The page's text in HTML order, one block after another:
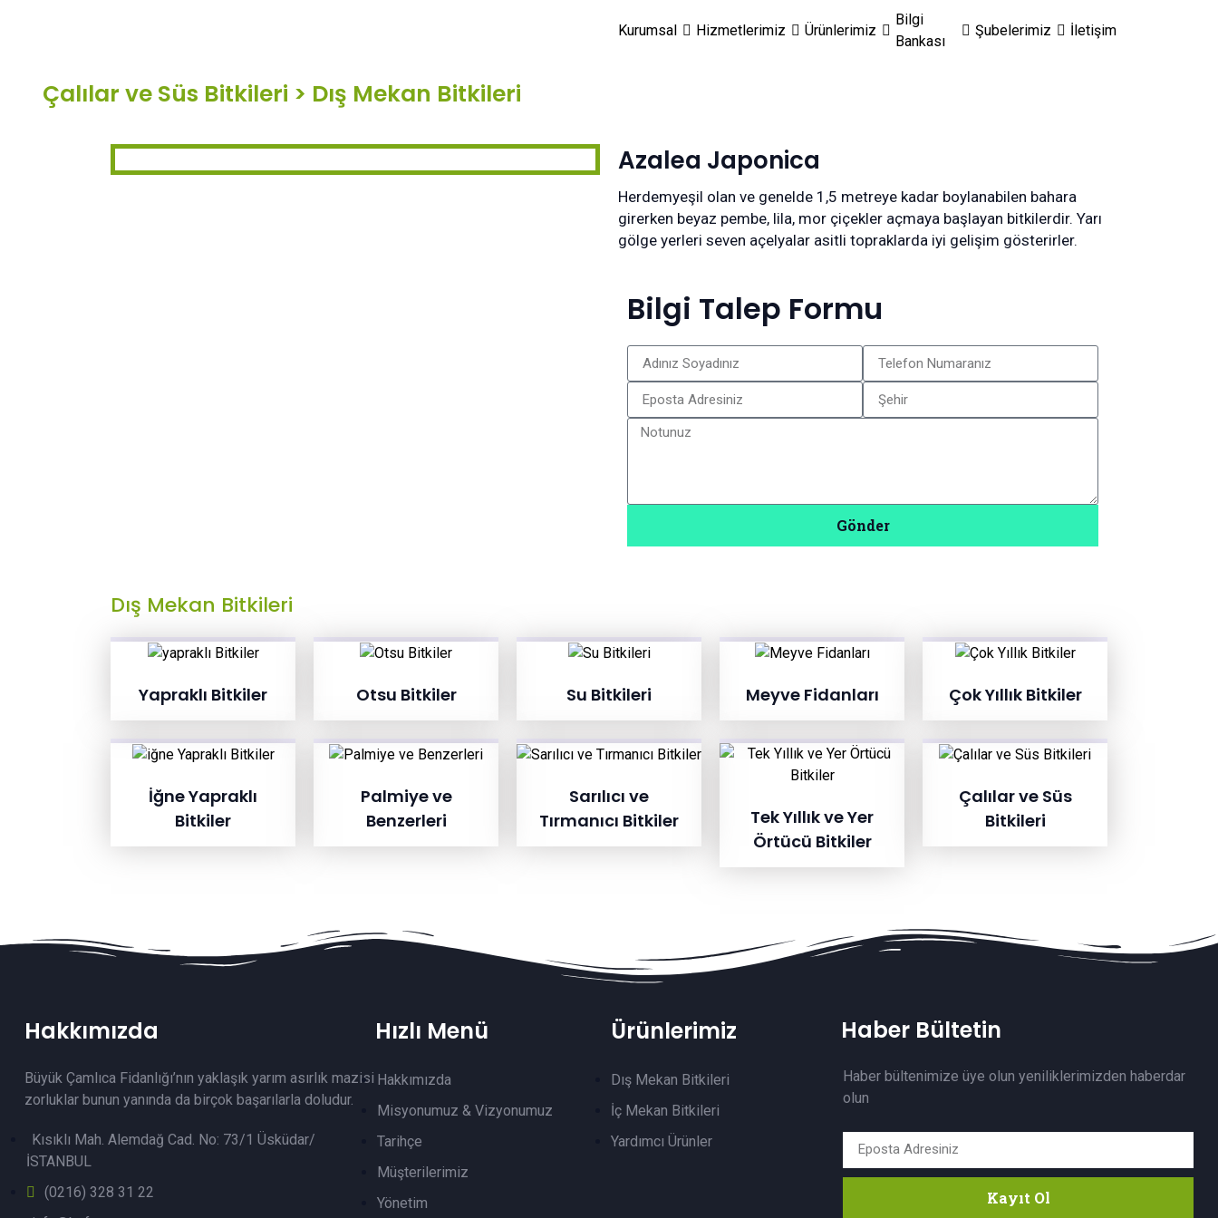
Kurumsal Hizmetlerimiz Ürünlerimiz
Bilgi
Bankası
Şubelerimiz İletişim
Çalılar ve Süs Bitkileri > Dış Mekan Bitkileri
Azalea Japonica
Herdemyeşil olan ve genelde 1,5 metreye kadar boylanabilen bahara
girerken beyaz pembe, lila, mor çiçekler açmaya başlayan bitkilerdir. Yarı
gölge yerleri seven açelyalar asitli topraklarda iyi gelişim gösterirler.
Bilgi Talep Formu
Gönder
Dış Mekan Bitkileri
Yapraklı Bitkiler Otsu Bitkiler Su Bitkileri Meyve Fidanları Çok Yıllık Bitkiler
İğne Yapraklı
Bitkiler
Palmiye ve
Benzerleri
Sarılıcı ve
Tırmanıcı Bitkiler
Tek Yıllık ve Yer
Örtücü Bitkiler
Çalılar ve Süs
Bitkileri
Hakkımızda
Büyük Çamlıca Fidanlığı’nın yaklaşık yarım asırlık mazisi
zorluklar bunun yanında da birçok başarılarla doludur.
Kısıklı Mah. Alemdağ Cad. No: 73/1 Üsküdar/
İSTANBUL
(0216) 328 31 22
Hızlı Menü
Hakkımızda
Misyonumuz & Vizyonumuz
Tarihçe
Müşterilerimiz
Yönetim
Ürünlerimiz
Dış Mekan Bitkileri
İç Mekan Bitkileri
Yardımcı Ürünler
Haber Bültetin
Haber bültenimize üye olun yeniliklerimizden haberdar
olun
Kayıt Ol